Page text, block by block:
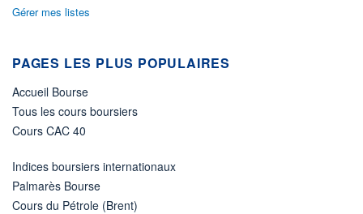
Gérer mes listes
PAGES LES PLUS POPULAIRES
Accueil Bourse
Tous les cours boursiers
Cours CAC 40
Indices boursiers internationaux
Palmarès Bourse
Cours du Pétrole (Brent)